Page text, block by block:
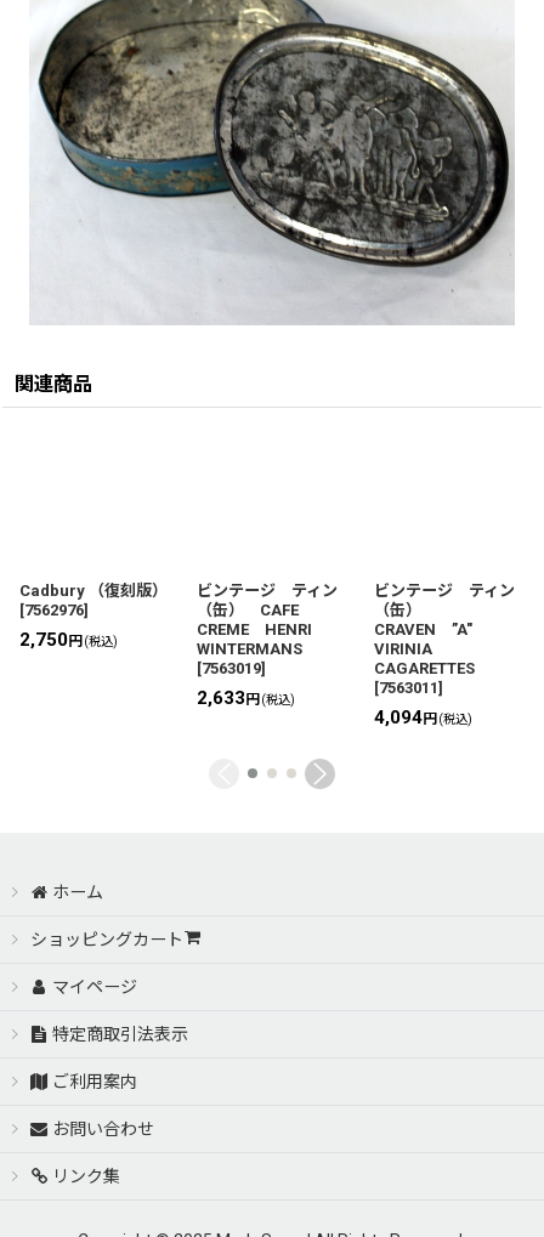
関連商品
Cadbury （復刻版）
[7562976]
2,750円(税込)
ビンテージ ティン
（缶） CAFE
CREME HENRI
WINTERMANS
[7563019]
2,633円(税込)
ビンテージ ティン
（缶）
CRAVEN ”A"
VIRINIA
CAGARETTES
[7563011]
4,094円(税込)
ホーム
ショッピングカート
マイページ
特定商取引法表示
ご利用案内
お問い合わせ
リンク集